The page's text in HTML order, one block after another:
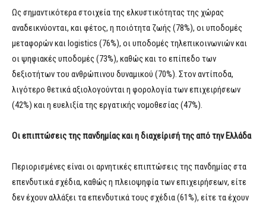
Ως σημαντικότερα στοιχεία της ελκυστικότητας της χώρας
αναδεικνύονται, και φέτος, η ποιότητα ζωής (78%), οι υποδομές
μεταφορών και logistics (76%), οι υποδομές τηλεπικοινωνιών και
οι ψηφιακές υποδομές (73%), καθώς και το επίπεδο των
δεξιοτήτων του ανθρώπινου δυναμικού (70%). Στον αντίποδα,
λιγότερο θετικά αξιολογούνται η φορολογία των επιχειρήσεων
(42%) και η ευελιξία της εργατικής νομοθεσίας (47%).
Οι επιπτώσεις της πανδημίας και η διαχείρισή της από την Ελλάδα
Περιορισμένες είναι οι αρνητικές επιπτώσεις της πανδημίας στα
επενδυτικά σχέδια, καθώς η πλειοψηφία των επιχειρήσεων, είτε
δεν έχουν αλλάξει τα επενδυτικά τους σχέδια (61%), είτε τα έχουν